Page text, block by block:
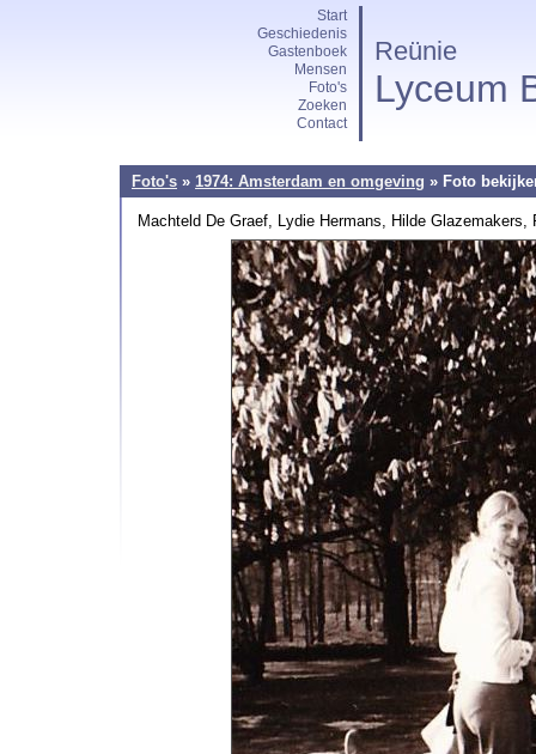
Reünie
Lyceum
Start
Geschiedenis
Gastenboek
Mensen
Foto's
Zoeken
Contact
Foto's » 1974: Amsterdam en omgeving » Foto
Machteld De Graef, Lydie Hermans, Hilde